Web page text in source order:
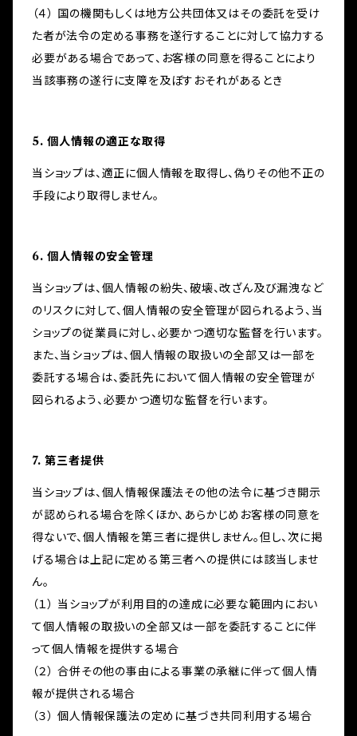
（４） 国の機関もしくは地方公共団体又はその委託を受け
た者が法令の定める事務を遂行することに対して協力する
必要がある場合であって、お客様の同意を得ることにより
当該事務の遂行に支障を及ぼすおそれがあるとき
5. 個人情報の適正な取得
当ショップは、適正に個人情報を取得し、偽りその他不正の
手段により取得しません。
6. 個人情報の安全管理
当ショップは、個人情報の紛失、破壊、改ざん及び漏洩など
のリスクに対して、個人情報の安全管理が図られるよう、当
ショップの従業員に対し、必要かつ適切な監督を行います。
また、当ショップは、個人情報の取扱いの全部又は一部を
委託する場合は、委託先において個人情報の安全管理が
図られるよう、必要かつ適切な監督を行います。
7. 第三者提供
当ショップは、個人情報保護法その他の法令に基づき開示
が認められる場合を除くほか、あらかじめお客様の同意を
得ないで、個人情報を第三者に提供しません。但し、次に掲
げる場合は上記に定める第三者への提供には該当しませ
ん。
（１） 当ショップが利用目的の達成に必要な範囲内におい
て個人情報の取扱いの全部又は一部を委託することに伴
って個人情報を提供する場合
（２） 合併その他の事由による事業の承継に伴って個人情
報が提供される場合
（３） 個人情報保護法の定めに基づき共同利用する場合